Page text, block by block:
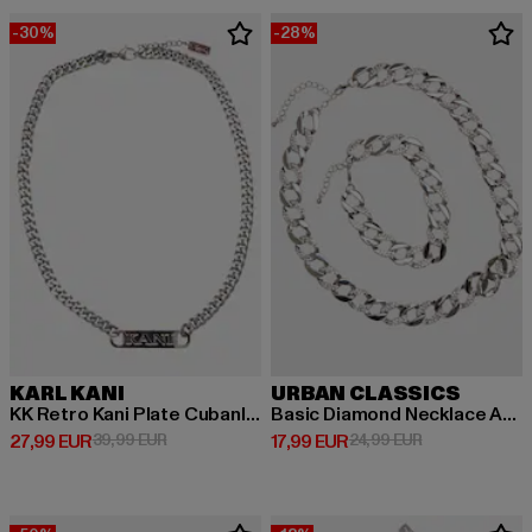
-30%
KARL KANI
KK Retro Kani Plate Cubanlink Necklace
27,99 EUR
Derzeitiger Preis: 27,99 EUR
39,99 EURAktionspreis: 39,99 EUR
-28%
URBAN CLASSICS
Basic Diamond Necklace And Bracelet
17,99 EUR
Derzeitiger Preis: 17,99 EUR
24,99 EURAktionspreis: